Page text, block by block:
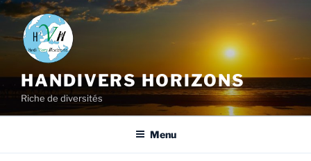
HANDIVERS HORIZONS
Riche de diversités
Menu